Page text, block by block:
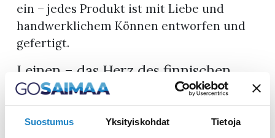
Suostumus Yksityiskohdat Tietoja
ein – jedes Produkt ist mit Liebe und
handwerklichem Können entworfen und
gefertigt.
Leinen – das Herz des finnischen
Zuhauses
Das Sortiment der Galleria Kääntöpoiju ist
eine Hommage an Leinen – ein Material,